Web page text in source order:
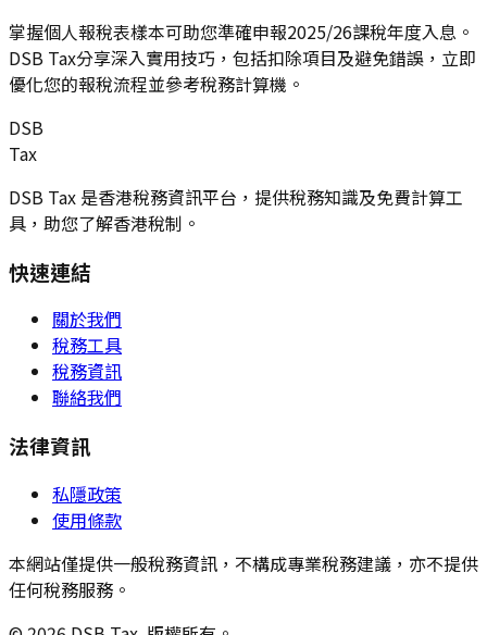
掌握個人報稅表樣本可助您準確申報2025/26課稅年度入息。
DSB Tax分享深入實用技巧，包括扣除項目及避免錯誤，立即
優化您的報稅流程並參考稅務計算機。
DSB
Tax
DSB Tax 是香港稅務資訊平台，提供稅務知識及免費計算工
具，助您了解香港稅制。
快速連結
關於我們
稅務工具
稅務資訊
聯絡我們
法律資訊
私隱政策
使用條款
本網站僅提供一般稅務資訊，不構成專業稅務建議，亦不提供
任何稅務服務。